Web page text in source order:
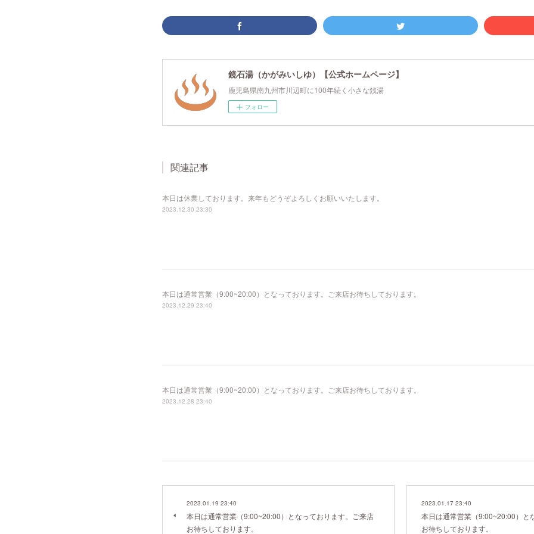
鏡石湯（かがみいしゆ）【公式ホームページ】
鹿児島県南九州市川辺町に100年続く小さな銭湯
フォロー
関連記事
本日は休業しております。来年もどうぞよろしくお願いいたします。
2023.12.30 23:30
本日は通常営業（9:00~20:00）となっております。ご来店お待ちしております。
2023.12.29 23:40
本日は通常営業（9:00~20:00）となっております。ご来店お待ちしております。
2023.12.28 23:40
2023.01.19 23:40
本日は通常営業（9:00~20:00）となっております。ご来店
お待ちしております。
2023.01.17 23:40
本日は通常営業（9:00~20:00）と
お待ちしております。